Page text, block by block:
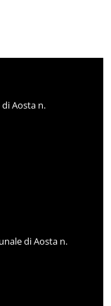
Aosta n.
di Aosta n.